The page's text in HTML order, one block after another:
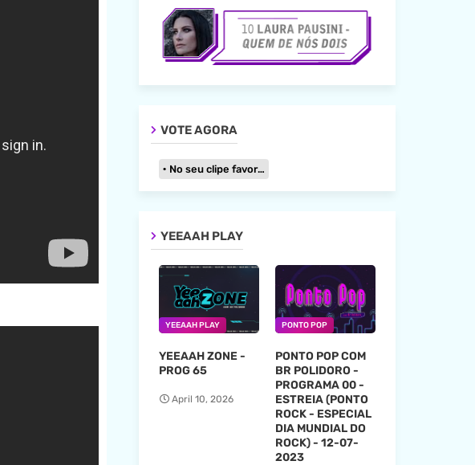
VOTE AGORA
No seu clipe favorito
YEEAAH PLAY
YEEAAH PLAY
YEEAAH ZONE -
PROG 65
April 10, 2026
PONTO POP
PONTO POP COM
BR POLIDORO -
PROGRAMA 00 -
ESTREIA (PONTO
ROCK - ESPECIAL
DIA MUNDIAL DO
ROCK) - 12-07-
2023